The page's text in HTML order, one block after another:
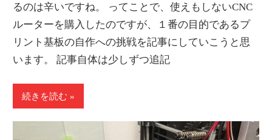
るのは辛いですね。 ってことで、使えもしないCNC
ルーターを購入したのですが、１番の目的であるプ
リント基板の自作への挑戦を記事にしていこうと思
います。 記事自体は少しずつ追記
続きを読む